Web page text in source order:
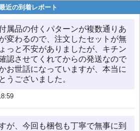
近の到着レポート
属品の付くパターンが複数通りあ
変わるので、注文したセットが無
っと不安がありましたが、キチン
認させてくれてからの発送なので
お世話になっていますが、本当に
うございました。
が、今回も梱包も丁寧で無事に到